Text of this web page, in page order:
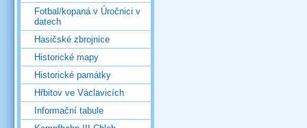
Fotbal/kopaná v Úročnici v
datech
Hasičské zbrojnice
Historické mapy
Historické památky
Hřbitov ve Václavicích
Informační tabule